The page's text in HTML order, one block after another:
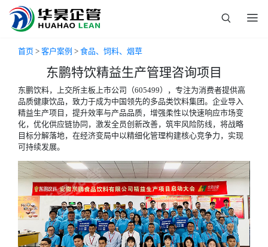
首页 > 客户案例 > 食品、饲料、烟草
东鹏特饮精益生产管理咨询项目
东鹏饮料，上交所主板上市公司（605499），专注为消费者提供高
品质健康饮品，致力于成为中国领先的多品类饮料集团。企业导入
精益生产项目，提升效率与产品品质，增强柔性以快速响应市场变
化，优化供应链协同，激发全员创新改善，筑牢风险防线，将战略
目标分解落地，在经济变局中以精细化管理构建核心竞争力，实现
可持续发展。